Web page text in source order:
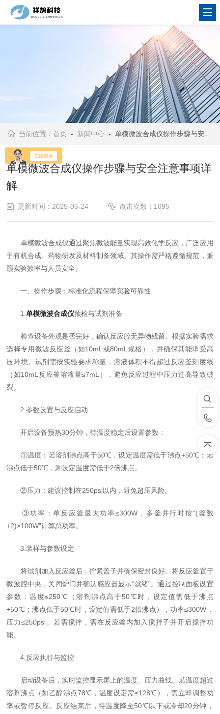
当前位置：首页 - 新闻中心 - 单模微波合成仪操作步骤与安全注意事项详解
单模微波合成仪操作步骤与安全注意事项详
解
更新时间：2025-05-24 点击次数：1095
单模微波合成仪通过聚焦微波能量实现高效化学反应，广泛应用
于有机合成、药物研发及材料制备领域。其操作需严格遵循规范，兼
顾实验效率与人员安全。
一、操作步骤：标准化流程保障实验可靠性
1.单模微波合成仪预检与试剂准备
检查设备外观是否完好，确认反应腔无异物残留。根据实验需求
选择专用微波反应釜（如10mL或80mL规格），并确保其能承受高
压环境。试剂需按实验要求称量，溶液体积不得超过反应釜刻度线
（如10mL反应釜溶液量≤7mL），避免反应过程中压力过高导致破
裂。
2.参数设置与反应启动
开启设备预热30分钟，待温度稳定后设置参数：
①温度：若溶剂沸点高于50℃，设定温度需低于沸点+50℃；若
沸点低于50℃，则设定温度需低于2倍沸点。
②压力：建议控制在250psi以内，避免超压风险。
③功率：单反应釜最大功率≤300W，多釜并行时按“(釜数
+2)×100W”计算总功率。
3.装样与参数设定
将试剂加入反应釜后，拧紧盖子并确保密封良好。将反应釜置于
微波腔中央，关闭炉门并确认感应器显示“就绪”。通过控制面板设置
参数：温度≤250℃（溶剂沸点高于50℃时，设定值需低于沸点
+50℃；沸点低于50℃时，设定值需低于2倍沸点），功率≤300W，
压力≤250psi。若需搅拌，需在反应釜内加入搅拌子并开启搅拌功
能。
4.反应执行与监控
启动设备后，实时监控显示屏上的温度、压力曲线。若温度超过
溶剂沸点（如乙醇沸点78℃，温度设定需≤128℃），需立即调整功
率或暂停反应。反应结束后，待温度降至50℃以下或冷却20分钟，